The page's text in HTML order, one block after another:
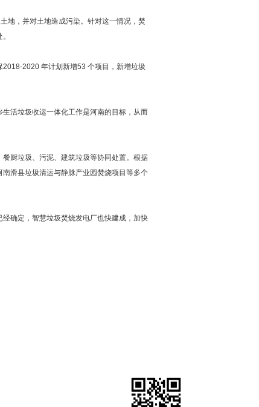
地，并对土地造成污染。针对这一情况，焚
2020 年计划新增53 个项目，新增垃圾
活垃圾收运一体化工作是河南的目标，从而
厨垃圾、污泥、建筑垃圾等协同处置。根据
滑县垃圾清运与静脉产业园焚烧项目等多个
确定，智慧垃圾焚烧发电厂也快建成，加快